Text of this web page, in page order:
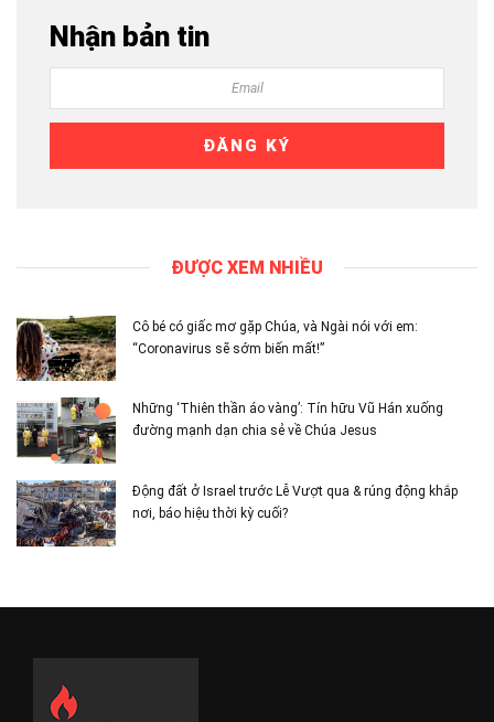
Nhận bản tin
ĐƯỢC XEM NHIỀU
Cô bé có giấc mơ gặp Chúa, và Ngài nói với em:
“Coronavirus sẽ sớm biến mất!”
Những ‘Thiên thần áo vàng’: Tín hữu Vũ Hán xuống
đường mạnh dạn chia sẻ về Chúa Jesus
Động đất ở Israel trước Lễ Vượt qua & rúng động khắp
nơi, báo hiệu thời kỳ cuối?